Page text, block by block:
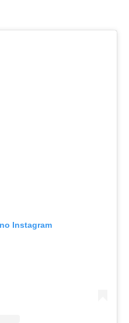
Instagram